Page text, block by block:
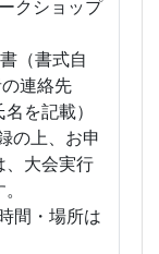
クショップ
（書式自
連絡先
を記載）
の上、お申
、大会実行
間・場所は